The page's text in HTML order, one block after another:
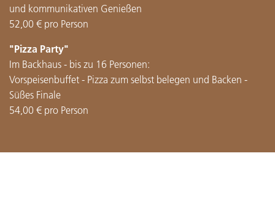
und kommunikativen Genießen
52,00 € pro Person
"Pizza Party"
Im Backhaus - bis zu 16 Personen:
Vorspeisenbuffet - Pizza zum selbst belegen und Backen -
Süßes Finale
54,00 € pro Person